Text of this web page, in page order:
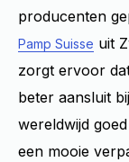
producenten
Pamp Suisse uit
zorgt ervoor
beter aansluit
wereldwijd
een mooie